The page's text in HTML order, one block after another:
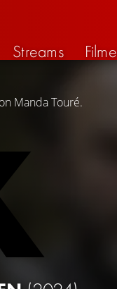
Streams Filme
Manda Touré.